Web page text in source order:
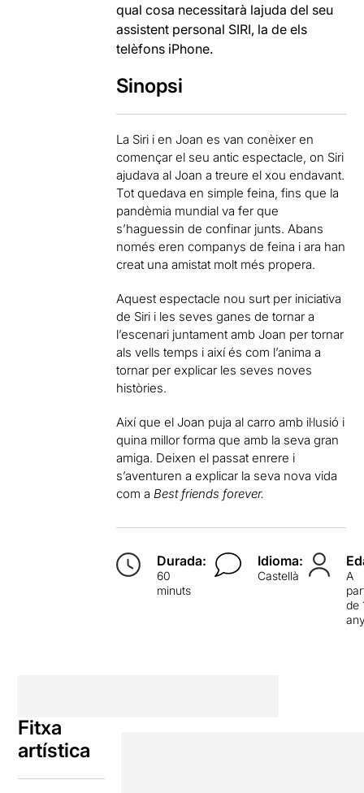
qual cosa necessitarà lajuda del seu
assistent personal SIRI, la de els
telèfons iPhone.
Sinopsi
La Siri i en Joan es van conèixer en
començar el seu antic espectacle, on Siri
ajudava al Joan a treure el xou endavant.
Tot quedava en simple feina, fins que la
pandèmia mundial va fer que
s’haguessin de confinar junts. Abans
només eren companys de feina i ara han
creat una amistat molt més propera.
Aquest espectacle nou surt per iniciativa
de Siri i les seves ganes de tornar a
l’escenari juntament amb Joan per tornar
als vells temps i així és com l’anima a
tornar per explicar les seves noves
històries.
Així que el Joan puja al carro amb il·lusió i
quina millor forma que amb la seva gran
amiga. Deixen el passat enrere i
s’aventuren a explicar la seva nova vida
com aBest friends forever.
Durada:
60
minuts
Idioma:
Castellà
A
de
Fitxa
artística